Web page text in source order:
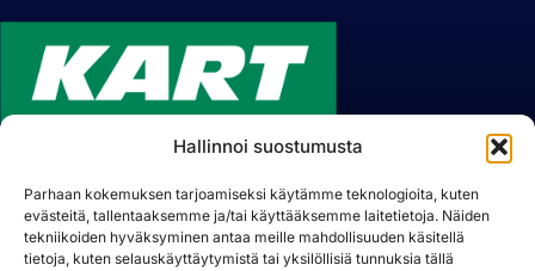
Hallinnoi suostumusta
Parhaan kokemuksen tarjoamiseksi käytämme teknologioita, kuten
evästeitä, tallentaaksemme ja/tai käyttääksemme laitetietoja. Näiden
tekniikoiden hyväksyminen antaa meille mahdollisuuden käsitellä
tietoja, kuten selauskäyttäytymistä tai yksilöllisiä tunnuksia tällä
Lummetie 8, 31400 Somero, Finland
Tel.+358 (02) 7489 730
Email:kart@kart.fi